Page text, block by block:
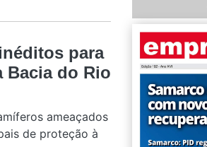
para
Bacia do Rio
ameaçados
de proteção à